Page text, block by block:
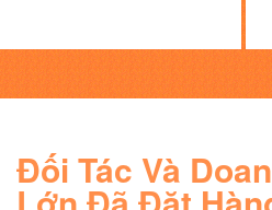
Đối Tác Và